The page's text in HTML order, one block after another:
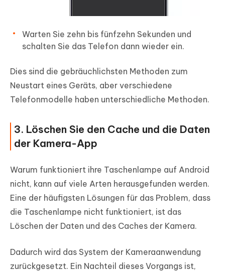
Warten Sie zehn bis fünfzehn Sekunden und
schalten Sie das Telefon dann wieder ein.
Dies sind die gebräuchlichsten Methoden zum
Neustart eines Geräts, aber verschiedene
Telefonmodelle haben unterschiedliche Methoden.
3. Löschen Sie den Cache und die Daten
der Kamera-App
Warum funktioniert ihre Taschenlampe auf Android
nicht, kann auf viele Arten herausgefunden werden.
Eine der häufigsten Lösungen für das Problem, dass
die Taschenlampe nicht funktioniert, ist das
Löschen der Daten und des Caches der Kamera.
Dadurch wird das System der Kameraanwendung
zurückgesetzt. Ein Nachteil dieses Vorgangs ist,